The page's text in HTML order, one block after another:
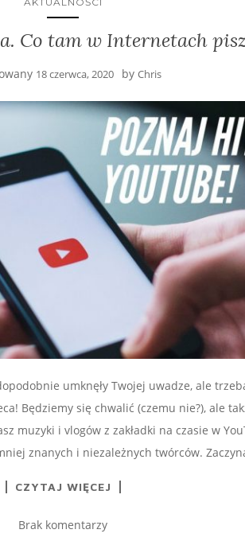
Co tam w Internetach
18 czerwca, 2020 by Chris
umknęły Twojej uwadze, ale
Będziemy się chwalić (czemu nie?), ale
muzyki i vlogów z zakładki na czasie w
znanych i niezależnych twórców.
CZYTAJ WIĘCEJ
Brak komentarzy